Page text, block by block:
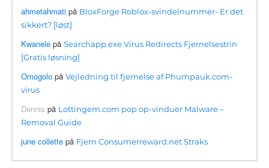
ahmetahmati på BloxForge Roblox-svindelnummer- Er det
sikkert? [løst]
Kwanele påSearchapp.exe Virus Redirects Fjernelsestrin
[Gratis løsning]
Omogolo påVejledning til fjernelse af Phumpauk.com-
virus
Dennis på Lottingem.com pop op-vinduer Malware –
Removal Guide
june collette på Fjern Consumerreward.net Straks